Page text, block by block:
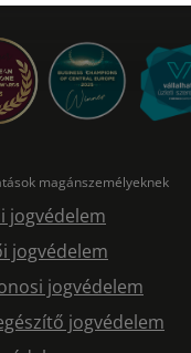
magánszemélyeknek
jogvédelem
jogvédelem
jogvédelem
jogvédelem